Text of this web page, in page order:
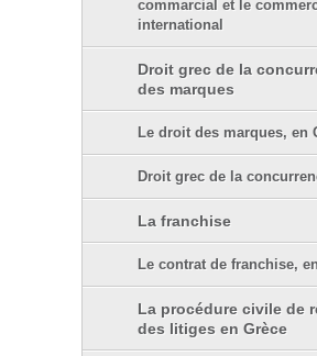
commarcial et le
international
Droit grec de la
des marques
Le droit des marques, en
Droit grec de la
La franchise
Le contrat de franchise,
La procédure civile de
des litiges en Grèce